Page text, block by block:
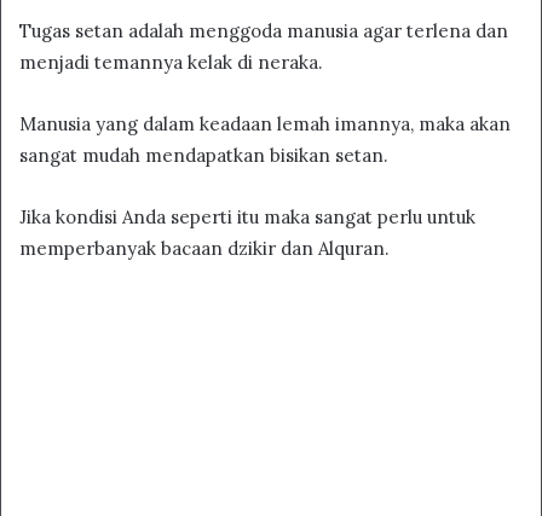
Tugas setan adalah menggoda manusia agar terlena dan
menjadi temannya kelak di neraka.
Manusia yang dalam keadaan lemah imannya, maka akan
sangat mudah mendapatkan bisikan setan.
Jika kondisi Anda seperti itu maka sangat perlu untuk
memperbanyak bacaan dzikir dan Alquran.